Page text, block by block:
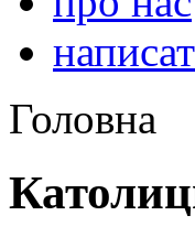
Головна